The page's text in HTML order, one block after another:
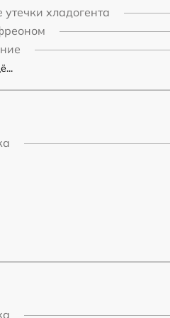
утечки хладогента